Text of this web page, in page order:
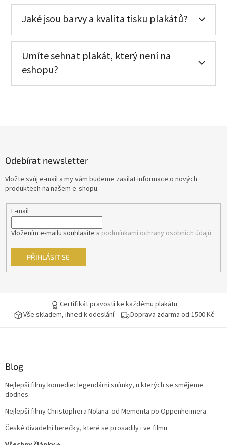
Jaké jsou barvy a kvalita tisku plakátů?
Umíte sehnat plakát, který není na
eshopu?
Odebírat newsletter
Vložte svůj e-mail a my vám budeme zasílat informace o nových
produktech na našem e-shopu.
E-mail
Vložením e-mailu souhlasíte s podmínkami ochrany osobních údajů
PŘIHLÁSIT SE
Certifikát pravosti ke každému plakátu
Vše skladem, ihned k odeslání
Doprava zdarma od 1500 Kč
Blog
Nejlepší filmy komedie: legendární snímky, u kterých se smějeme
dodnes
Nejlepší filmy Christophera Nolana: od Mementa po Oppenheimera
České divadelní herečky, které se prosadily i ve filmu